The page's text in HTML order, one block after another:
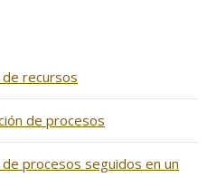
de recursos
de procesos
procesos seguidos en un